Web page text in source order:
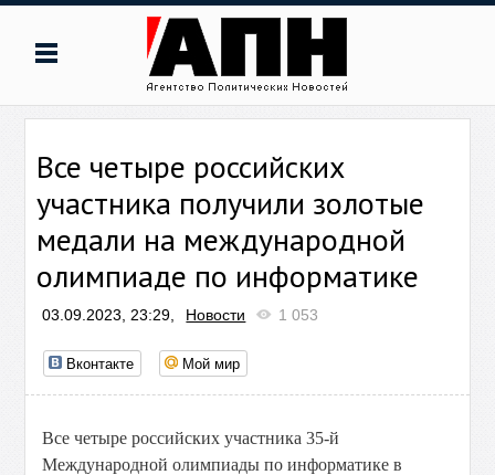
Все четыре российских
участника получили золотые
медали на международной
олимпиаде по информатике
03.09.2023, 23:29, Новости 1 053
Вконтакте Мой мир
Все четыре российских участника 35-й
Международной олимпиады по информатике в